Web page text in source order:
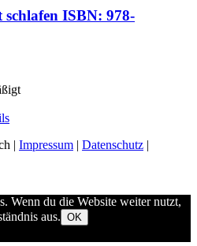
ISBN: 978-
| Impressum | Datenschutz |
Wenn du die Website weiter nutzt,
aus. OK